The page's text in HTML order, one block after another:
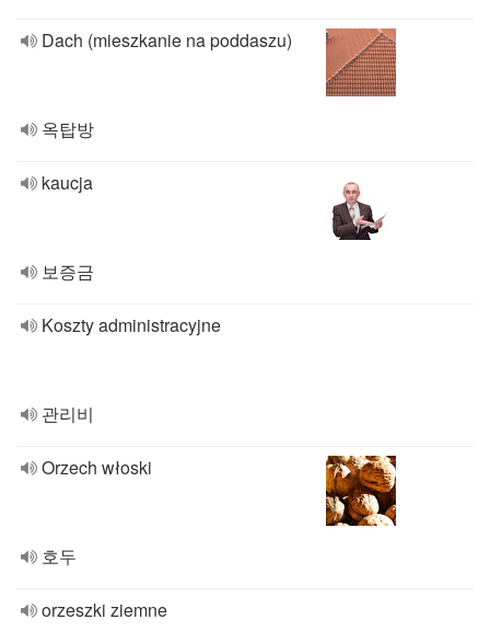
Dach (mieszkanie na poddaszu)
옥탑방
kaucja
보증금
Koszty administracyjne
관리비
Orzech włoski
호두
orzeszki ziemne